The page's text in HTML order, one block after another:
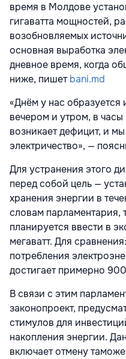
время в Молдове
гигаватта мощностей,
возобновляемых
основная выработка
дневное время, когда
ниже, пишетbani.md
«Днём у нас образуется
вечером и утром, в часы
возникает дефицит, и
электричество», —
Для устранения этого
перед собой цель —
хранения энергии в
словам парламентария,
планируется ввести в
мегаватт. Для
потребления
достигает примерно 900
В связи с этим
законопроект,
стимулов для
накопления энергии.
включает отмену